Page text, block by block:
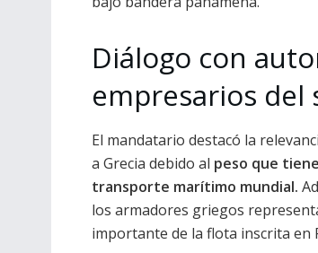
Diálogo con
empresarios del
El mandatario destacó la
a Grecia debido al peso que
transporte marítimo mundial.
los armadores griegos
importante de la flota inscrita en